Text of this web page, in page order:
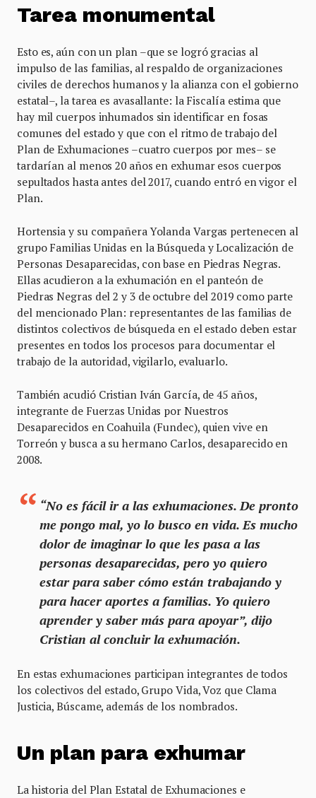
Tarea monumental
Esto es, aún con un plan –que se logró gracias al
impulso de las familias, al respaldo de organizaciones
civiles de derechos humanos y la alianza con el gobierno
estatal–, la tarea es avasallante: la Fiscalía estima que
hay mil cuerpos inhumados sin identificar en fosas
comunes del estado y que con el ritmo de trabajo del
Plan de Exhumaciones –cuatro cuerpos por mes– se
tardarían al menos 20 años en exhumar esos cuerpos
sepultados hasta antes del 2017, cuando entró en vigor el
Plan.
Hortensia y su compañera Yolanda Vargas pertenecen al
grupo Familias Unidas en la Búsqueda y Localización de
Personas Desaparecidas, con base en Piedras Negras.
Ellas acudieron a la exhumación en el panteón de
Piedras Negras del 2 y 3 de octubre del 2019 como parte
del mencionado Plan: representantes de las familias de
distintos colectivos de búsqueda en el estado deben estar
presentes en todos los procesos para documentar el
trabajo de la autoridad, vigilarlo, evaluarlo.
También acudió Cristian Iván García, de 45 años,
integrante de Fuerzas Unidas por Nuestros
Desaparecidos en Coahuila (Fundec), quien vive en
Torreón y busca a su hermano Carlos, desaparecido en
2008.
“No es fácil ir a las exhumaciones. De pronto
me pongo mal, yo lo busco en vida. Es mucho
dolor de imaginar lo que les pasa a las
personas desaparecidas, pero yo quiero
estar para saber cómo están trabajando y
para hacer aportes a familias. Yo quiero
aprender y saber más para apoyar”, dijo
Cristian al concluir la exhumación.
En estas exhumaciones participan integrantes de todos
los colectivos del estado, Grupo Vida, Voz que Clama
Justicia, Búscame, además de los nombrados.
Un plan para exhumar
La historia del Plan Estatal de Exhumaciones e